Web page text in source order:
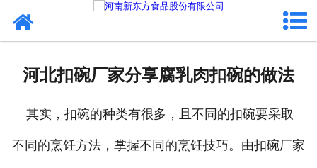
河北扣碗厂家分享腐乳肉扣碗的做法
其实，扣碗的种类有很多，且不同的扣碗要采取
不同的烹饪方法，掌握不同的烹饪技巧。由扣碗厂家